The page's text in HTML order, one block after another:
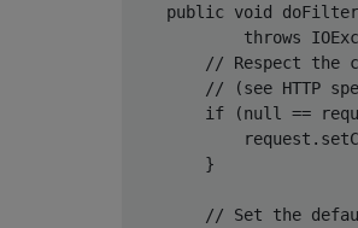
public void doFilter
throws
// Respect the
// (see HTTP
if
(null ==
            request
.
}
// Set the